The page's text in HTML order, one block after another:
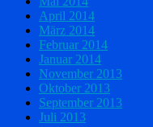
April 2014
März 2014
Februar 2014
Januar 2014
November 2013
Oktober 2013
September 2013
Juli 2013